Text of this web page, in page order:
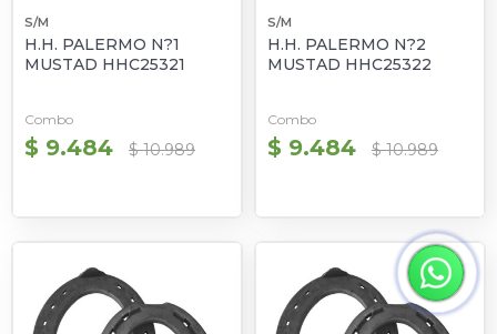
S/M
H.H. PALERMO N?1
MUSTAD HHC25321
Combo
$ 9.484 $ 10.989
S/M
H.H. PALERMO N?2
MUSTAD HHC25322
Combo
$ 9.484 $ 10.989